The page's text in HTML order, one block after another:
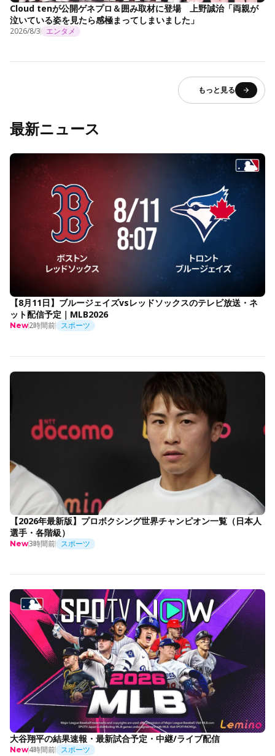
Cloud tenが公開ゲネプロ＆囲み取材に登場 上野誠治「両親が
泣いている姿を見たら感極まってしまいました」
2026/8/3 エンタメ
もっと見る
最新ニュース
【8月11日】ブルージェイズvsレッドソックスのテレビ放送・ネ
ット配信予定｜MLB2026
New2時間前 スポーツ
【2026年最新版】プロボクシング世界チャンピオン一覧（日本人
選手・各階級）
New3時間前 スポーツ
大谷翔平の結果速報・最新試合予定・中継/ライブ配信
New4時間前 スポーツ